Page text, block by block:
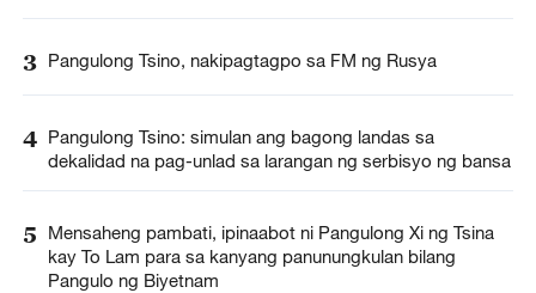
3 Pangulong Tsino, nakipagtagpo sa FM ng Rusya
4 Pangulong Tsino: simulan ang bagong landas sa
dekalidad na pag-unlad sa larangan ng serbisyo ng bansa
5
Mensaheng pambati, ipinaabot ni Pangulong Xi ng Tsina
kay To Lam para sa kanyang panunungkulan bilang
Pangulo ng Biyetnam